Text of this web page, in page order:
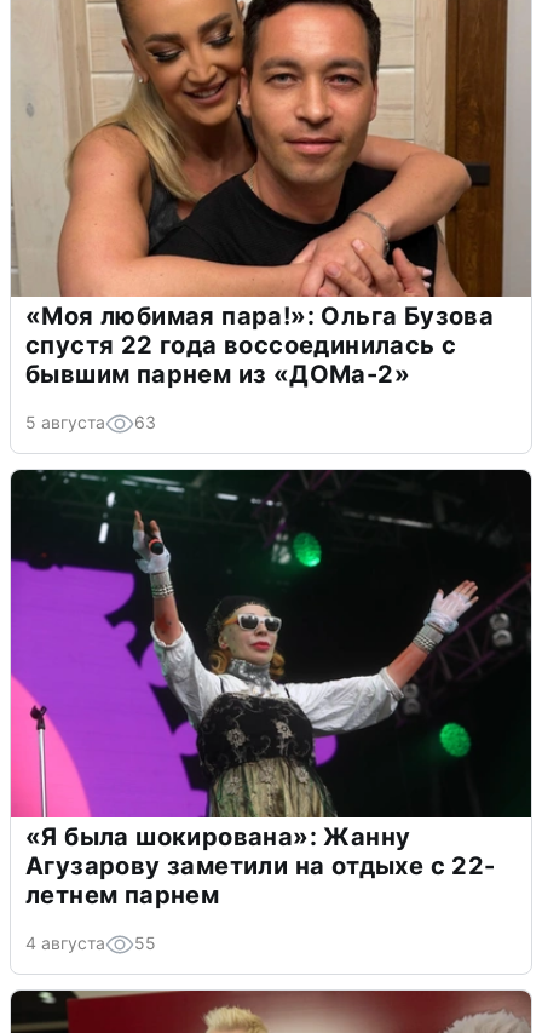
«Моя любимая пара!»: Ольга Бузова
спустя 22 года воссоединилась с
бывшим парнем из «ДОМа-2»
5 августа 63
«Я была шокирована»: Жанну
Агузарову заметили на отдыхе с 22-
летнем парнем
4 августа 55